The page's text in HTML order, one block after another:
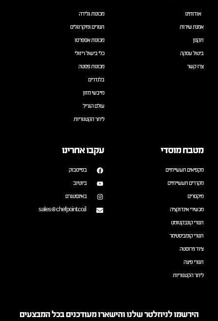
אודותינו
אמנת שירות
תקנון
ביטול עסקה
צרו קשר
מכונות גלידה
תנורים ומיקרוגלים
מכונות אספרסו
כלי בישול ריזולי
מכונות פסטה
בלנדרים
מייבשי מזון
עולם הגריל
ליתר הקטגוריות
מטבח מוסדי
מקפיאים תעשייתיים
מקררים תעשייתיים
מיקסרים
מכשירי אינדוקציה
תנורי קונבקטומט
תנורי קומביסטימר
ציוד נירוסטה
תנורי פיצה
ליתר הקטגוריות
עקבו אחרינו
בפייסבוק
ביוטיוב
באינסטגרם
sales@chefpoint.co.il
הירשמו לניוזלטר שלנו והישארו מעודכנים בכל המבצעים